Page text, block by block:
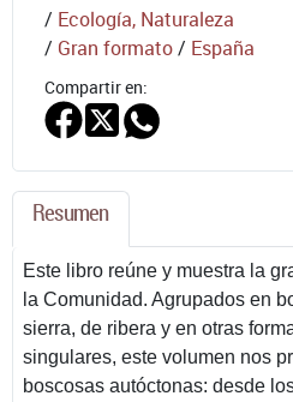
/ Ecología, Naturaleza
/ Gran formato/ España
Compartir en:
Resumen
Este libro reúne y muestra la
la Comunidad. Agrupados en
sierra, de ribera y en otras
singulares, este volumen nos
boscosas autóctonas: desde